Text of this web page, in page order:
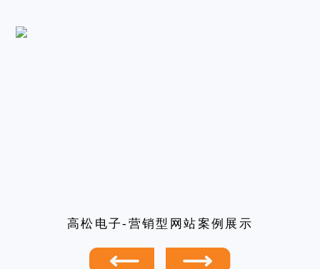
高松电子-营销型网站案例展示